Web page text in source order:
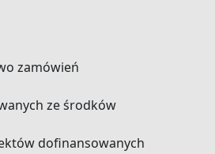
zamówień
ze środków
dofinansowanych